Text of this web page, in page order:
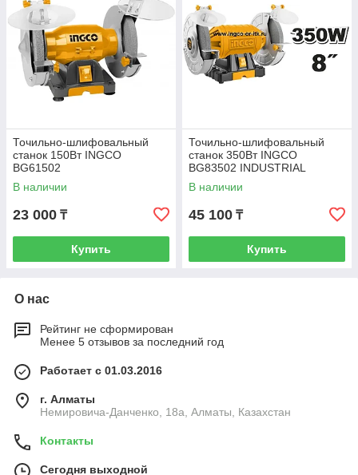
Точильно-шлифовальный
станок 150Вт INGCO
BG61502
В наличии
23 000 ₸
Купить
Точильно-шлифовальный
станок 350Вт INGCO
BG83502 INDUSTRIAL
В наличии
45 100 ₸
Купить
О нас
Рейтинг не сформирован
Менее 5 отзывов за последний год
Работает с 01.03.2016
г. Алматы
Немировича-Данченко, 18а, Алматы, Казахстан
Контакты
Сегодня выходной